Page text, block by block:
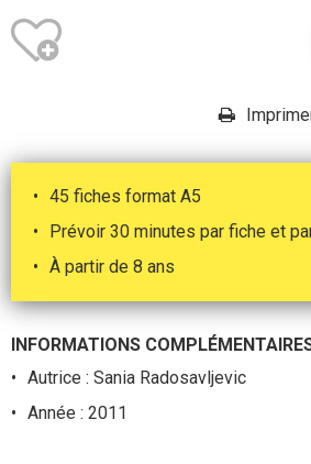
45 fiches format A5
Prévoir 30 minutes par fiche et
À partir de 8 ans
INFORMATIONS
Autrice : Sania Radosavljevic
Année : 2011